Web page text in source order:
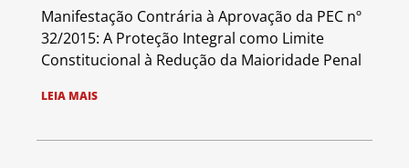
Manifestação Contrária à Aprovação da PEC nº
32/2015: A Proteção Integral como Limite
Constitucional à Redução da Maioridade Penal
LEIA MAIS